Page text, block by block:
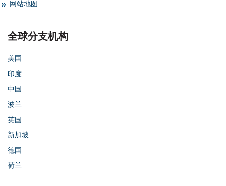
网站地图
全球分支机构
美国
印度
中国
波兰
英国
新加坡
德国
荷兰